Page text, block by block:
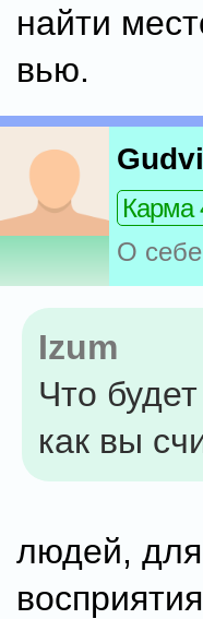
найти
вью.
Карма
О себе
Izum
Что
как вы
людей,